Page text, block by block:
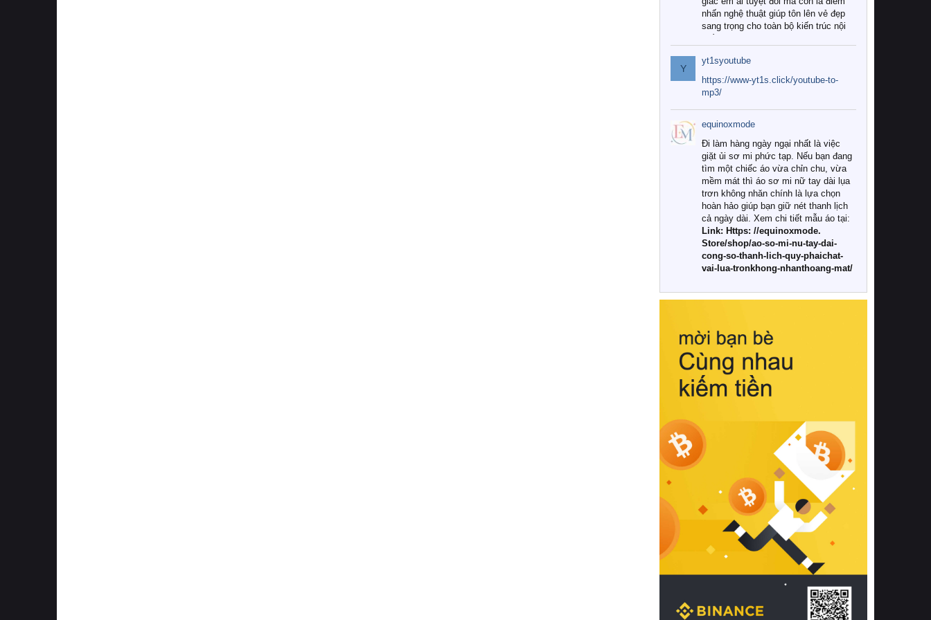
nhấn nghệ thuật giúp tôn lên vẻ đẹp
sang trọng cho toàn bộ kiến trúc nội
Tuy nhiên, giữa thị trường đa dạng
với vô vàn thương hiệu và mẫu mã
như hiện nay, làm thế nào để chọn
được những bộ chăn ga gối đệm cao
cấp thực sự chất lượng, phù hợp với
khí hậu và nhu cầu sử dụng của gia
đình? Hãy cùng chúng tôi đi tìm lời
giải đáp chi tiết qua bài viết dưới đây.
1. Tại sao các gia đình hiện đại lại ưa
chuộng chăn ga gối đệm cao cấp?
Khác với các dòng sản phẩm thông
thường, những bộ chăn ga gối đệm
cao cấp trải qua quy trình sản xuất
nghiêm ngặt từ khâu chọn lọc nguyên
liệu tự nhiên đến công nghệ dệt
nhuộm hiện đại không chứa hóa chất
này, bạn sẽ cảm nhận rõ rệt sự khác
hồi chuẩn xác của phần đệm nâng đỡ
cột sống.
Bên cạnh đó, việc lựa chọn các dòng
sản phẩm đạt chuẩn chất lượng quốc
tế còn giúp ngăn ngừa tình trạng kích
khuẩn và nấm mốc trong điều kiện
thời tiết nóng ẩm. Bạn có thể tìm hiểu
thêm các nghiên cứu khoa học về tác
động của giấc ngủ và môi trường
phòng ngủ đối với sức khỏe con
người tại Sleep Foundation (External
Link) để có cái nhìn toàn diện hơn.
2. Các tiêu chí vàng khi lựa chọn
chăn ga gối đệm cao cấp cho phòng
ngủ
Để sở hữu một bộ chăn ga gối đệm
cao cấp hoàn hảo cả về thẩm mỹ lẫn
công năng, người tiêu dùng cần cân
nhắc kỹ lưỡng các tiêu chí quan trọng
Y
yt1syoutube
https://www-yt1s.click/youtube-to-
mp3/
equinoxmode
Đi làm hàng ngày ngại nhất là việc
giặt ủi sơ mi phức tạp. Nếu bạn đang
tìm một chiếc áo vừa chỉn chu, vừa
mềm mát thì áo sơ mi nữ tay dài lụa
trơn không nhăn chính là lựa chọn
hoàn hảo giúp bạn giữ nét thanh lịch
cả ngày dài. Xem chi tiết mẫu áo tại:
Link: Https: //equinoxmode.
Store/shop/ao-so-mi-nu-tay-dai-
cong-so-thanh-lich-quy-phaichat-
vai-lua-tronkhong-nhanthoang-mat/